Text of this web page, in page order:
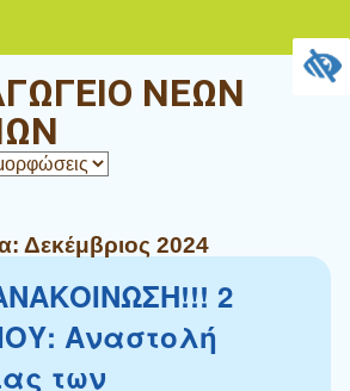
ΝΕΩΝ
Δεκέμβριος 2024
2
Αναστολή
των